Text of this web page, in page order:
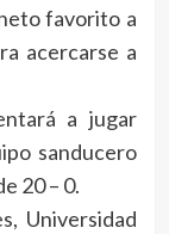
favorito a
acercarse a
a jugar
sanducero
20 – 0.
Universidad